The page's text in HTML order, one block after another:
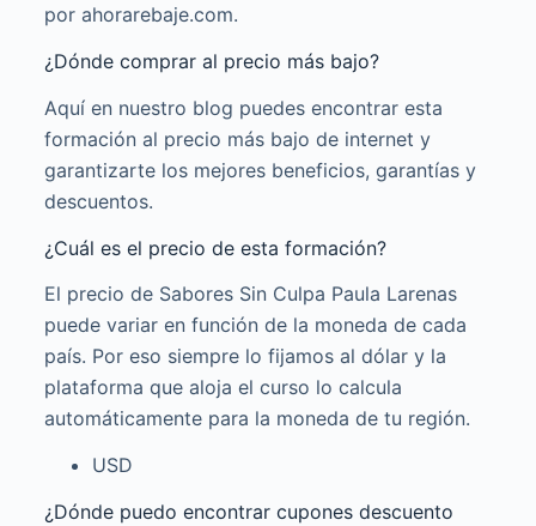
por ahorarebaje.com.
¿Dónde comprar al precio más bajo?
Aquí en nuestro blog puedes encontrar esta
formación al precio más bajo de internet y
garantizarte los mejores beneficios, garantías y
descuentos.
¿Cuál es el precio de esta formación?
El precio de Sabores Sin Culpa Paula Larenas
puede variar en función de la moneda de cada
país. Por eso siempre lo fijamos al dólar y la
plataforma que aloja el curso lo calcula
automáticamente para la moneda de tu región.
USD
¿Dónde puedo encontrar cupones descuento